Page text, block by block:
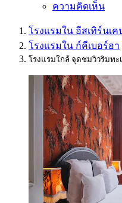
ความคิดเห็น
โรงแรมใน อีสเทิร์นเค
โรงแรมใน ก์คีเบอร์ฮา
โรงแรมใกล้ จุดชมวิวริมทะ